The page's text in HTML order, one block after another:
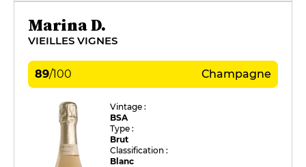
Marina D.
VIEILLES VIGNES
89/100 Champagne
Vintage :
BSA
Type :
Brut
Classification :
Blanc